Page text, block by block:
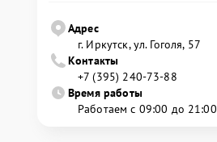
Адрес
г. Иркутск, ул. ​Гоголя, 57
Контакты
+7 (395) 240-73-88
Время работы
Работаем с 09:00 до 21:00